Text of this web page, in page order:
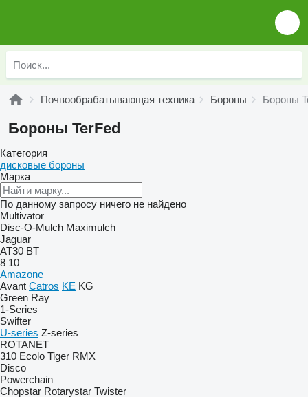
Почвообрабатывающая техника Бороны Бороны
Бороны TerFed
Категория
дисковые бороны
Марка
По данному запросу ничего не найдено
Multivator
Disc-O-Mulch Maximulch
Jaguar
AT30 BT
8 10
Amazone
Avant Catros KE KG
Green Ray
1-Series
Swifter
U-series Z-series
ROTANET
310 Ecolo Tiger RMX
Disco
Powerchain
Chopstar Rotarystar Twister